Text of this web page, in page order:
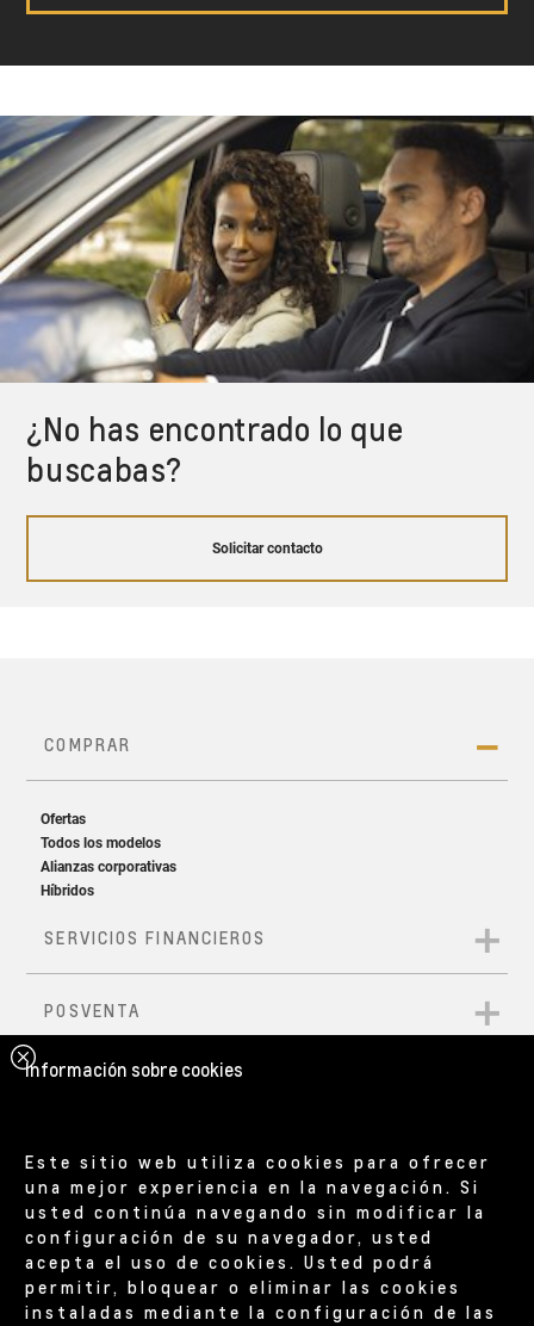
¿No has encontrado lo que
buscabas?
Solicitar contacto
Información sobre cookies
Este sitio web utiliza cookies para ofrecer
una mejor experiencia en la navegación. Si
usted continúa navegando sin modificar la
configuración de su navegador, usted
acepta el uso de cookies. Usted podrá
permitir, bloquear o eliminar las cookies
instaladas mediante la configuración de las